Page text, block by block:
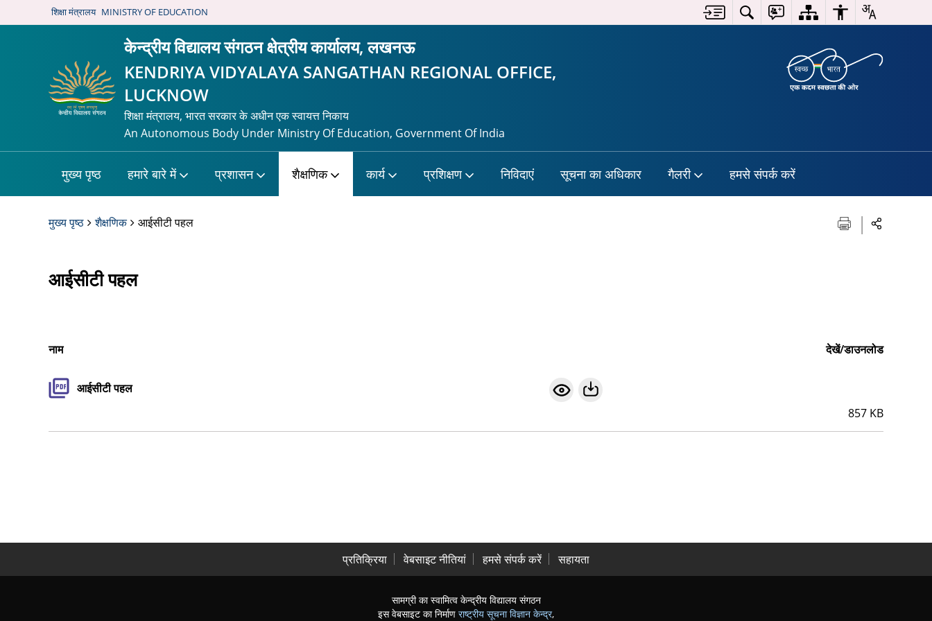
शिक्षा मंत्रालय MINISTRY OF EDUCATION
केन्द्रीय विद्यालय संगठन क्षेत्रीय कार्यालय, लखनऊ
KENDRIYA VIDYALAYA SANGATHAN REGIONAL OFFICE,
LUCKNOW
शिक्षा मंत्रालय, भारत सरकार के अधीन एक स्वायत्त निकाय
An Autonomous Body Under Ministry Of Education, Government Of India
मुख्य पृष्ठ हमारे बारे में प्रशासन शैक्षणिक कार्य प्रशिक्षण निविदाएं सूचना का अधिकार गैलरी हमसे संपर्क करें
मुख्य पृष्ठ शैक्षणिक आईसीटी पहल
आईसीटी पहल
नाम देखें/डाउनलोड
आईसीटी पहल
857 KB
प्रतिक्रिया वेबसाइट नीतियां हमसे संपर्क करें सहायता
सामग्री का स्वामित्व केन्द्रीय विद्यालय संगठन
इस वेबसाइट का निर्माण राष्ट्रीय सूचना विज्ञान केन्द्र,